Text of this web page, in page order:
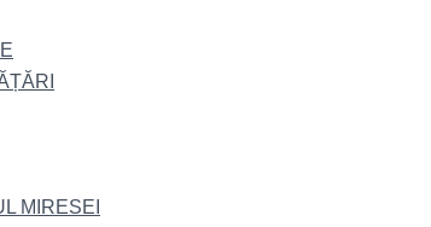
MIRESEI